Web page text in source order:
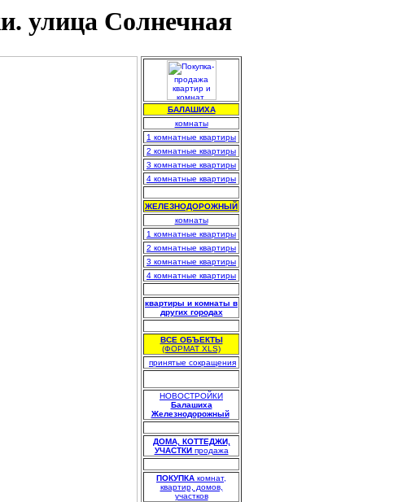
улица Солнечная
БАЛАШИХА
комнаты
1 комнатные квартиры
2 комнатные квартиры
3 комнатные квартиры
4 комнатные квартиры
ЖЕЛЕЗНОДОРОЖНЫЙ
комнаты
1 комнатные квартиры
2 комнатные квартиры
3 комнатные квартиры
4 комнатные квартиры
квартиры и комнаты в
других городах
ВСЕ ОБЪЕКТЫ
(ФОРМАТ XLS)
принятые сокращения
НОВОСТРОЙКИ
Балашиха
Железнодорожный.
ДОМА, КОТТЕДЖИ,
УЧАСТКИ продажа
ПОКУПКА комнат,
квартир, домов,
участков